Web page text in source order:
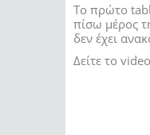
Το πρώτο
πίσω μέρος
δεν έχει
Δείτε το